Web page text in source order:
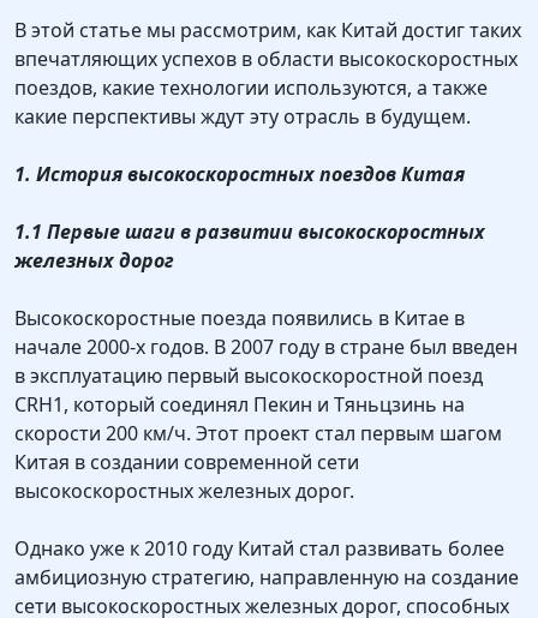
В этой статье мы рассмотрим, как Китай достиг таких
впечатляющих успехов в области высокоскоростных
поездов, какие технологии используются, а также
какие перспективы ждут эту отрасль в будущем.
1. История высокоскоростных поездов Китая
1.1 Первые шаги в развитии высокоскоростных
железных дорог
Высокоскоростные поезда появились в Китае в
начале 2000-х годов. В 2007 году в стране был введен
в эксплуатацию первый высокоскоростной поезд
CRH1, который соединял Пекин и Тяньцзинь на
скорости 200 км/ч. Этот проект стал первым шагом
Китая в создании современной сети
высокоскоростных железных дорог.
Однако уже к 2010 году Китай стал развивать более
амбициозную стратегию, направленную на создание
сети высокоскоростных железных дорог, способных